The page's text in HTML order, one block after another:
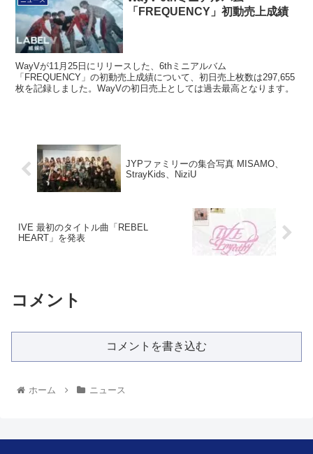
「FREQUENCY」初動売上成績
WayVが11月25日にリリースした、6thミニアルバム
「FREQUENCY」の初動売上成績について、初日売上枚数は297,655
枚を記録しました。WayVの初日売上としては過去最高となります。
JYPファミリーの集合写真 MISAMO、
StrayKids、NiziU
IVE 最初のタイトル曲「REBEL
HEART」を発表
コメント
コメントを書き込む
ホーム ニュース